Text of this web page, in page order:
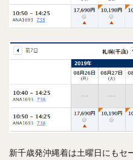
新千歳発沖縄着は土曜日にもセ